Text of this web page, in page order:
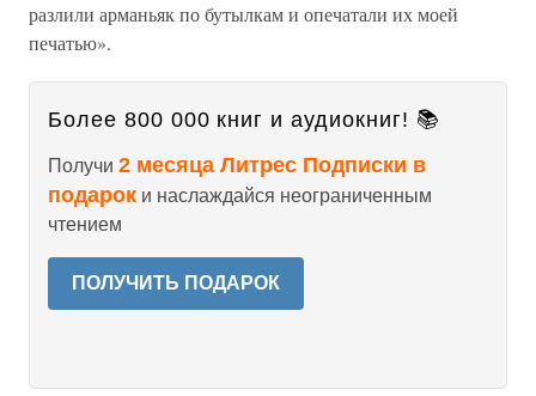
разлили арманьяк по бутылкам и опечатали их моей
печатью».
Более 800 000 книг и аудиокниг! 📚
Получи 2 месяца Литрес Подписки в
подарок и наслаждайся неограниченным
чтением
ПОЛУЧИТЬ ПОДАРОК